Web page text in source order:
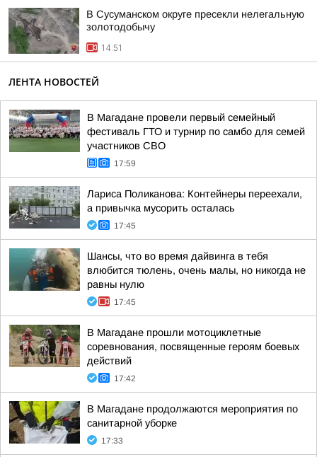
В Сусуманском округе пресекли нелегальную
золотодобычу
14:51
ЛЕНТА НОВОСТЕЙ
В Магадане провели первый семейный
фестиваль ГТО и турнир по самбо для семей
участников СВО
17:59
Лариса Поликанова: Контейнеры переехали,
а привычка мусорить осталась
17:45
Шансы, что во время дайвинга в тебя
влюбится тюлень, очень малы, но никогда не
равны нулю
17:45
В Магадане прошли мотоциклетные
соревнования, посвященные героям боевых
действий
17:42
В Магадане продолжаются мероприятия по
санитарной уборке
17:33